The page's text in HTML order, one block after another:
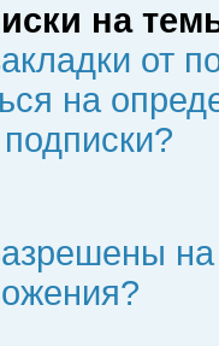
на
от
на
подписки?